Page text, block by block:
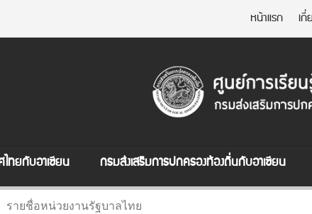
หน้าแรก เกี่
ไทยกับอาเซียน กรมส่งเสริมการปกครองท้องถิ่นกับอาเซียน
รายชื่อหน่วยงานรัฐบาลไทย